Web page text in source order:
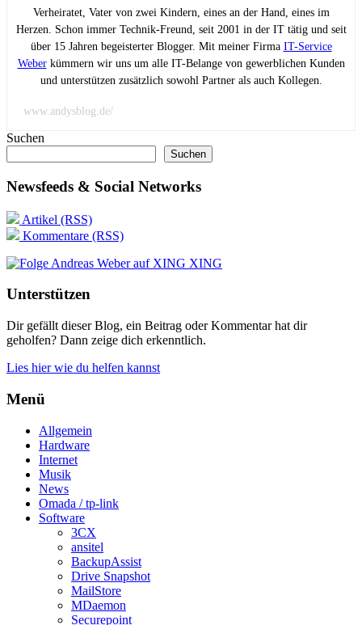
Verheiratet, Vater von zwei Kindern, eines an der Hand, eines im
Herzen. Schon immer Technik-Freund, seit 2001 in der IT tätig und seit
über 15 Jahren begeisterter Blogger. Mit meiner Firma IT-Service
Weberkümmern wir uns um alle IT-Belange von gewerblichen Kunden
und unterstützen zusätzlich sowohl Partner als auch Kollegen.
www.andysblog.de/
Suchen
Suchen
Newsfeeds & Social Networks
Artikel (RSS)
Kommentare (RSS)
XING
Unterstützen
Dir gefällt dieser Blog, ein Beitrag oder Kommentar hat dir
geholfen? Dann zeige dich erkenntlich.
Lies hier wie du helfen kannst
Menü
Allgemein
Hardware
Internet
Musik
News
Omada / tp-link
Software
3CX
ansitel
BackupAssist
Drive Snapshot
MailStore
MDaemon
Securepoint